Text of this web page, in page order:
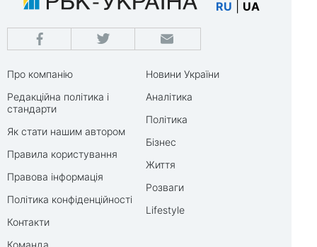
RU UA
Про компанію
Редакційна політика і
стандарти
Як стати нашим автором
Правила користування
Правова інформація
Політика конфіденційності
Контакти
Команда
Новини України
Аналітика
Політика
Бізнес
Життя
Розваги
Lifestyle